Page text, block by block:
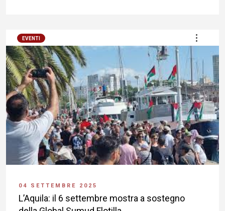
EVENTI
04 SETTEMBRE 2025
L’Aquila: il 6 settembre mostra a sostegno